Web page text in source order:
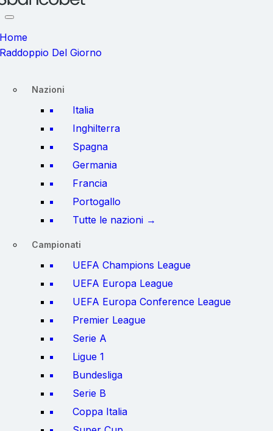
Home
Raddoppio Del Giorno
Nazioni
Italia
Inghilterra
Spagna
Germania
Francia
Portogallo
Tutte le nazioni →
Campionati
UEFA Champions League
UEFA Europa League
UEFA Europa Conference League
Premier League
Serie A
Ligue 1
Bundesliga
Serie B
Coppa Italia